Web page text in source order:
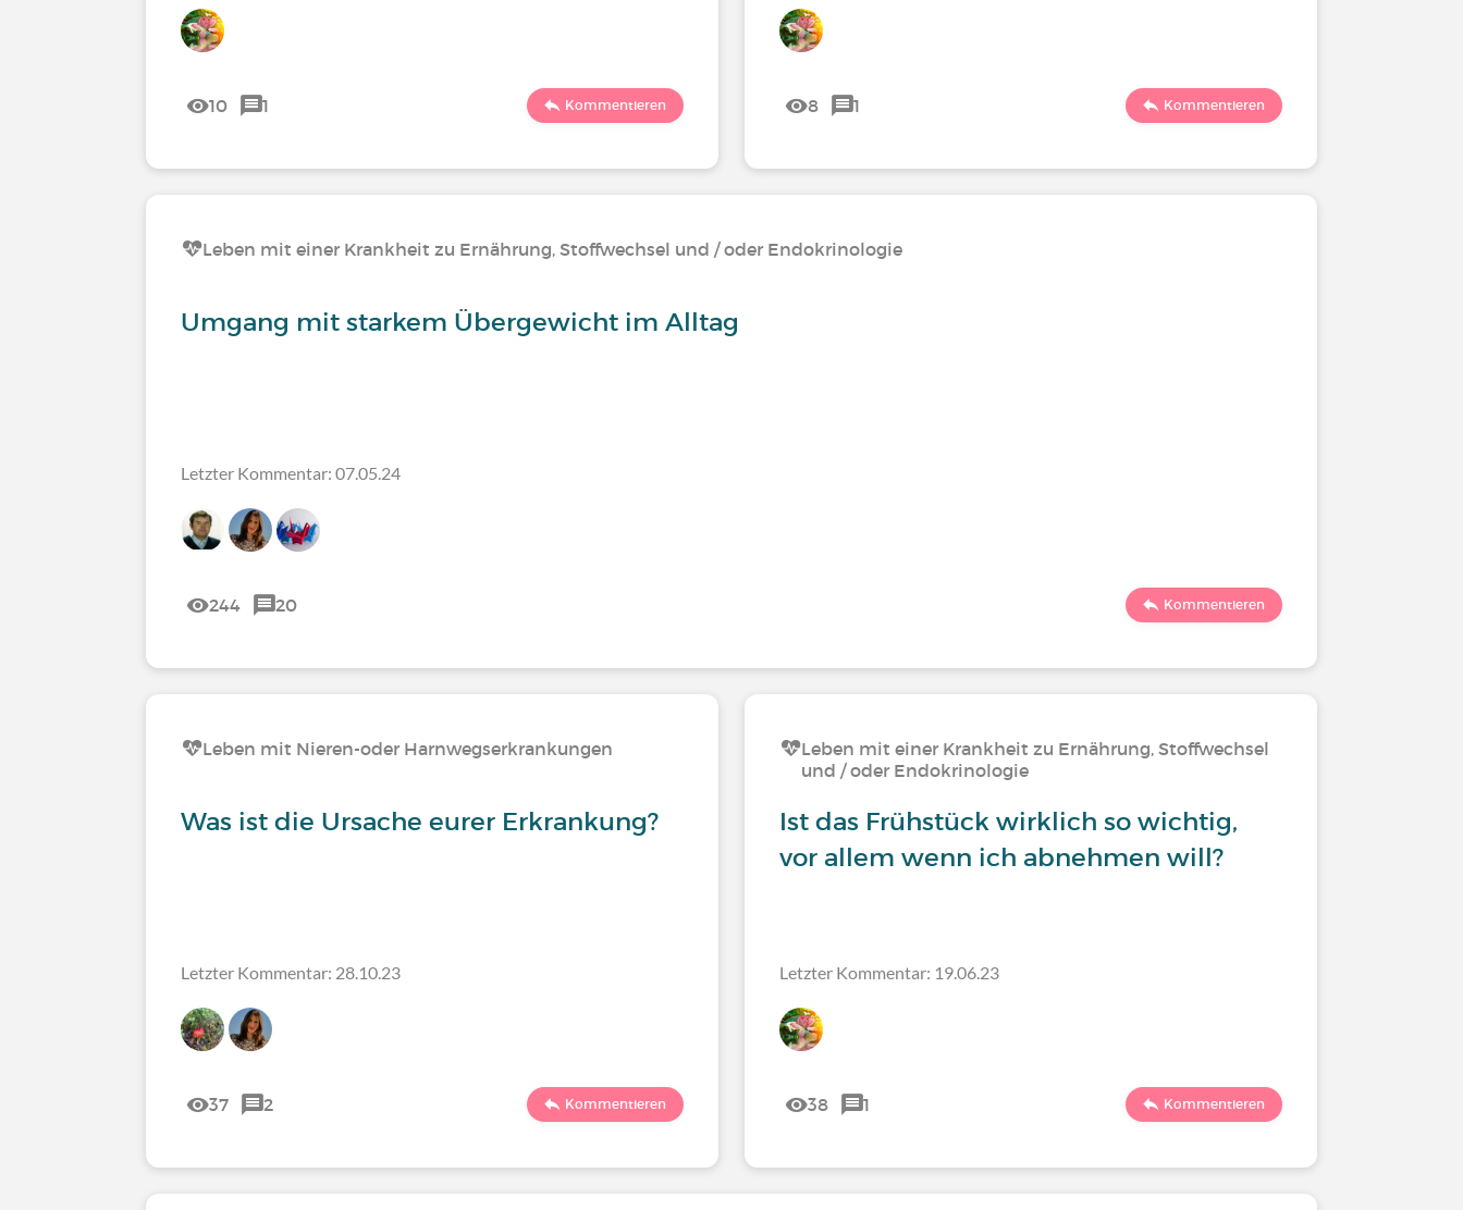
10 1 Kommentieren 8 1 Kommentieren
Leben mit einer Krankheit zu Ernährung, Stoffwechsel und / oder Endokrinologie
Umgang mit starkem Übergewicht im Alltag
Letzter Kommentar: 07.05.24
244 20 Kommentieren
Leben mit Nieren-oder Harnwegserkrankungen
Was ist die Ursache eurer Erkrankung?
Letzter Kommentar: 28.10.23
37 2 Kommentieren
Leben mit einer Krankheit zu Ernährung, Stoffwechsel
und / oder Endokrinologie
Ist das Frühstück wirklich so wichtig,
vor allem wenn ich abnehmen will?
Letzter Kommentar: 19.06.23
38 1 Kommentieren